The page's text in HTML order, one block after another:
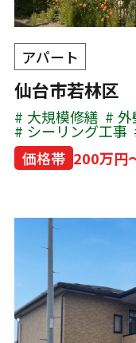
アパート
仙台市若林
大規模修繕 外
シーリング工事
価格帯 200万円